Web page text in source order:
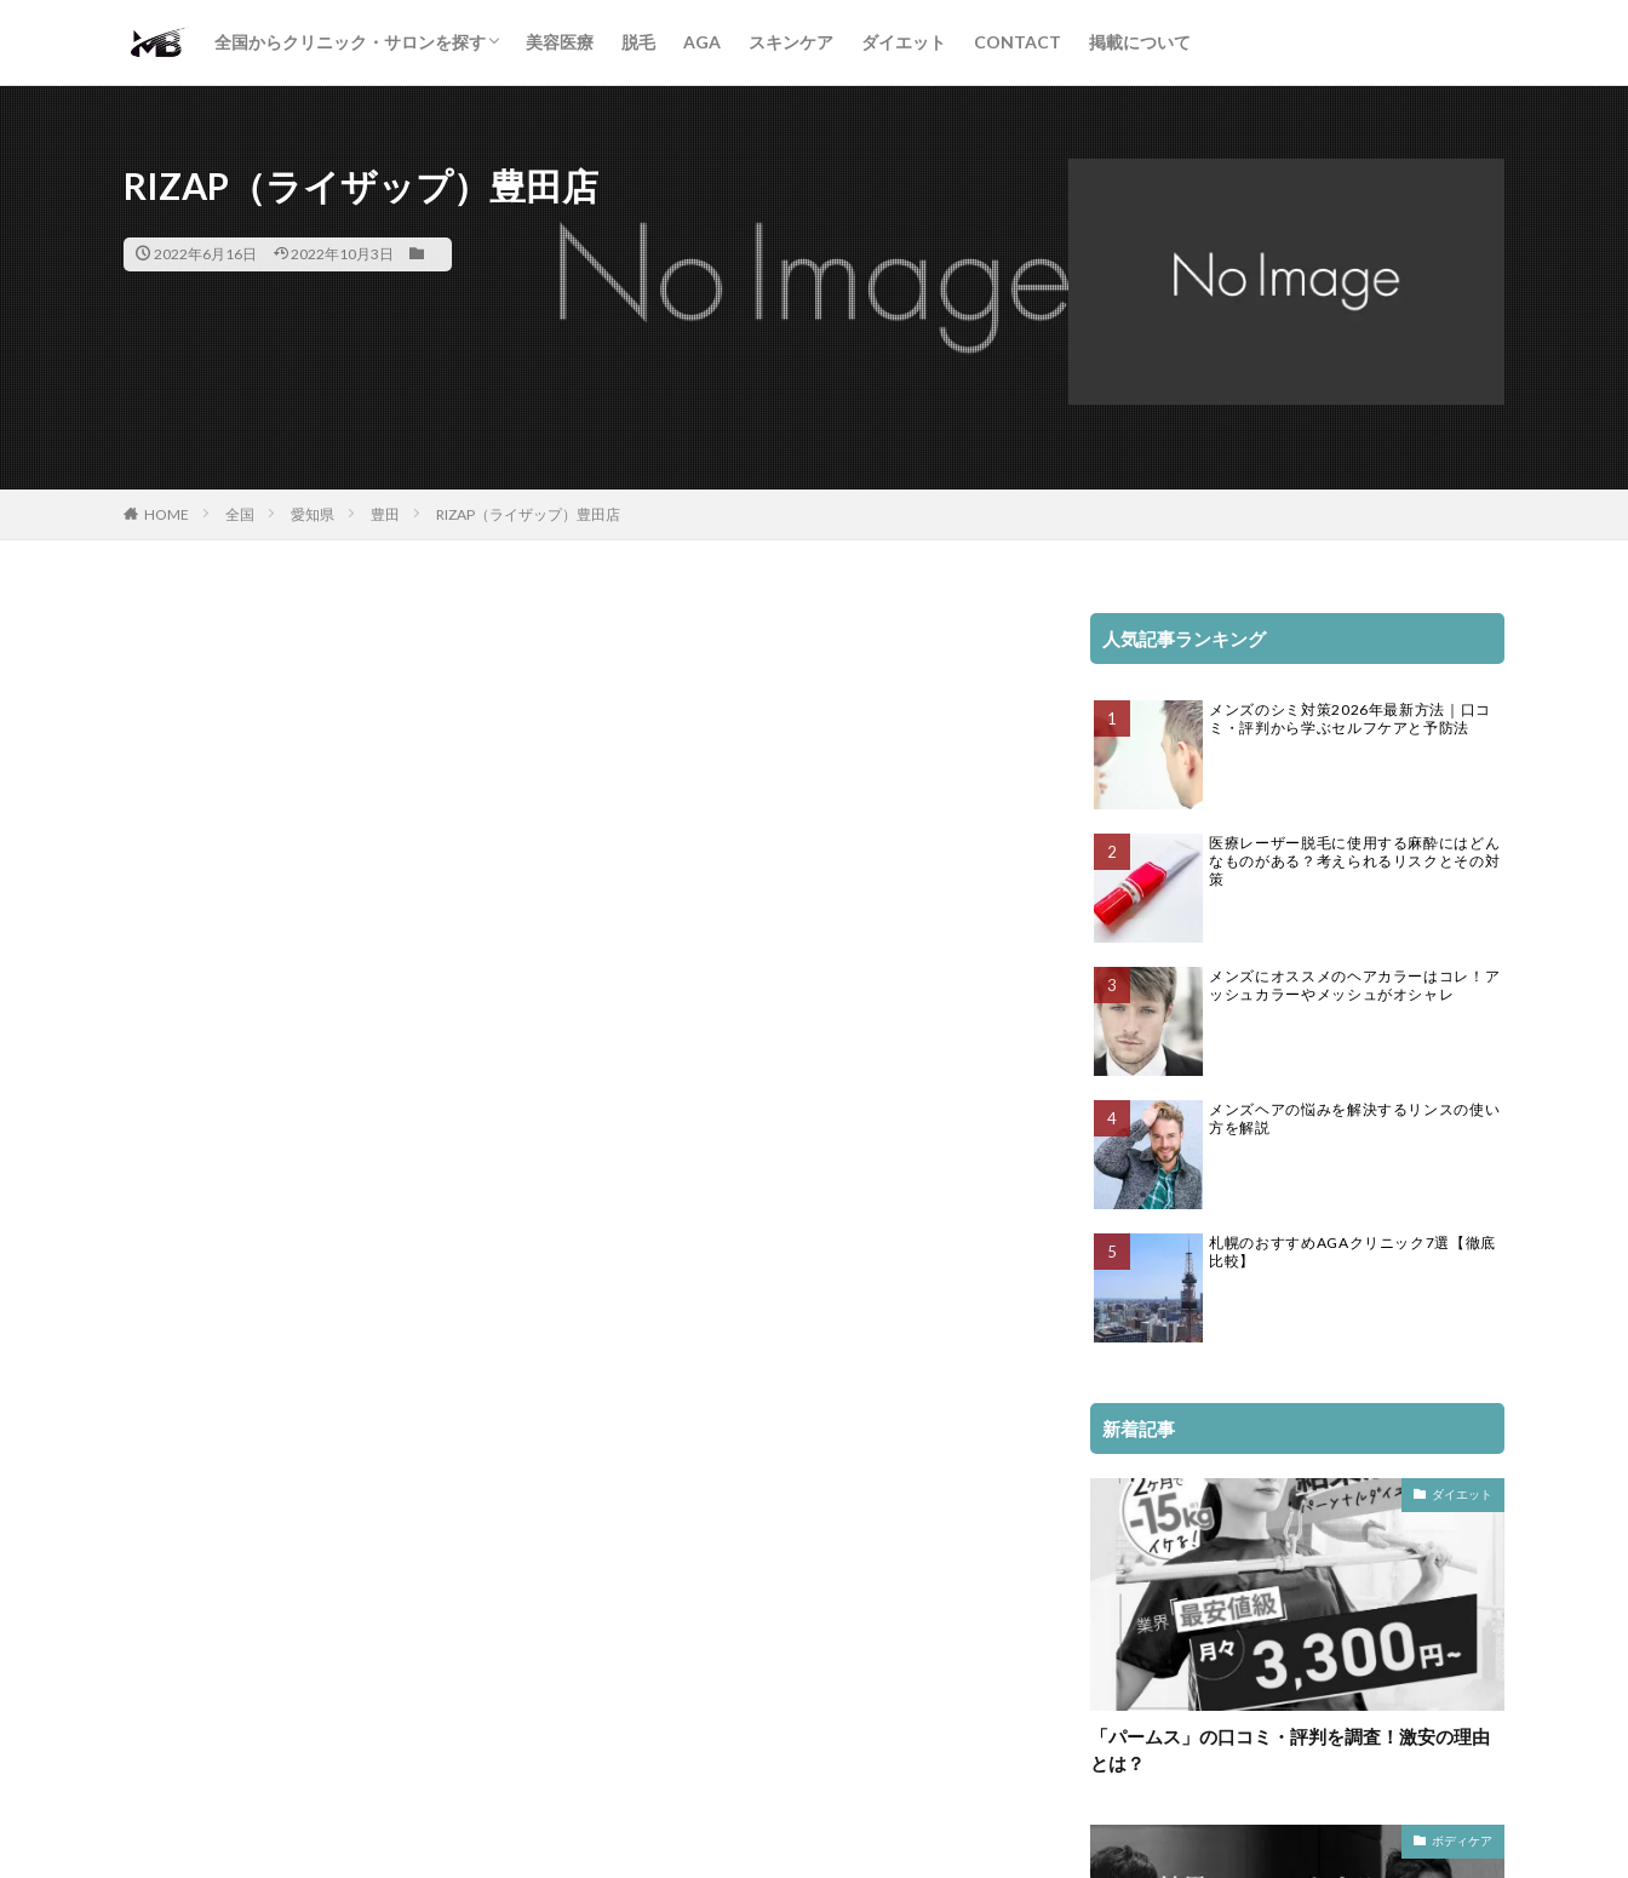
全国からクリニック・サロンを探す
二重・まぶた
鼻の形
小顔・輪郭
痩身・医療ダイエット
肌の悩み・スキンケア
わきが・多汗症
AGA
包茎・ED
医療脱毛
脱毛サロン
パーソナルジム
美容医療 脱毛 AGA スキンケア ダイエット CONTACT 掲載について
RIZAP（ライザップ）豊田店
2022年6月16日 2022年10月3日
HOME 全国 愛知県 豊田 RIZAP（ライザップ）豊田店
人気記事ランキング
メンズのシミ対策2026年最新方法｜口コ
ミ・評判から学ぶセルフケアと予防法
医療レーザー脱毛に使用する麻酔にはどん
なものがある？考えられるリスクとその対
策
メンズにオススメのヘアカラーはコレ！ア
ッシュカラーやメッシュがオシャレ
メンズヘアの悩みを解決するリンスの使い
方を解説
札幌のおすすめAGAクリニック7選【徹底
比較】
新着記事
ダイエット
「パームス」の口コミ・評判を調査！激安の理由
とは？
ボディケア